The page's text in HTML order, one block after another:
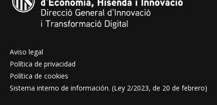
Aviso legal
Política de privacidad
Política de cookies
Sistema interno de información. (Ley 2/2023, de 20 de febrero)